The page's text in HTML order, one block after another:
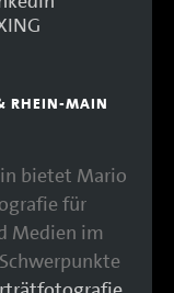
RHEIN-MAIN
bietet Mario
für
Medien im